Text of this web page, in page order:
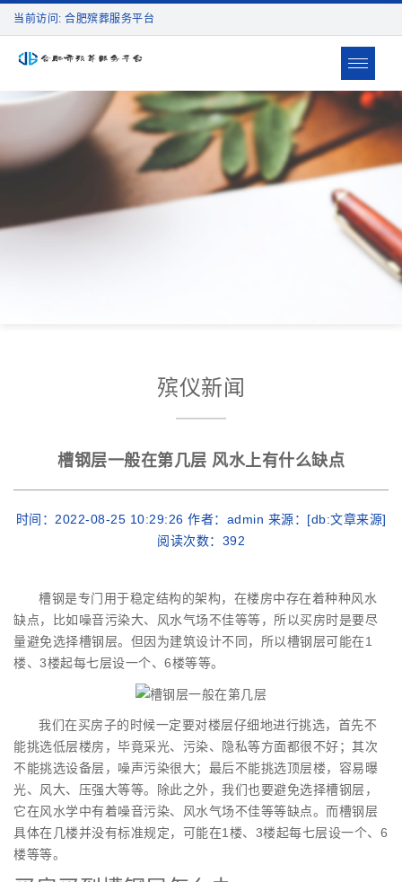
当前访问: 合肥殡葬服务平台
Toggle
殡仪新闻
槽钢层一般在第几层 风水上有什么缺点
时间：2022-08-25 10:29:26 作者：admin 来源：[db:文章来源]
阅读次数： 392
槽钢是专门用于稳定结构的架构，在楼房中存在着种种风水
缺点，比如噪音污染大、风水气场不佳等等，所以买房时是要尽
量避免选择槽钢层。但因为建筑设计不同，所以槽钢层可能在1
楼、3楼起每七层设一个、6楼等等。
我们在买房子的时候一定要对楼层仔细地进行挑选，首先不
能挑选低层楼房，毕竟采光、污染、隐私等方面都很不好；其次
不能挑选设备层，噪声污染很大；最后不能挑选顶层楼，容易曝
光、风大、压强大等等。除此之外，我们也要避免选择槽钢层，
它在风水学中有着噪音污染、风水气场不佳等等缺点。而槽钢层
具体在几楼并没有标准规定，可能在1楼、3楼起每七层设一个、6
楼等等。